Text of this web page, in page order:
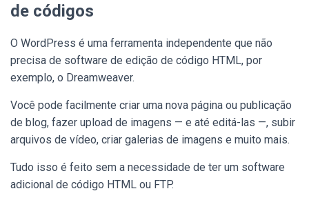
de códigos
O WordPress é uma ferramenta independente que não
precisa de software de edição de código HTML, por
exemplo, o Dreamweaver.
Você pode facilmente criar uma nova página ou publicação
de blog, fazer upload de imagens — e até editá-las —, subir
arquivos de vídeo, criar galerias de imagens e muito mais.
Tudo isso é feito sem a necessidade de ter um software
adicional de código HTML ou FTP.